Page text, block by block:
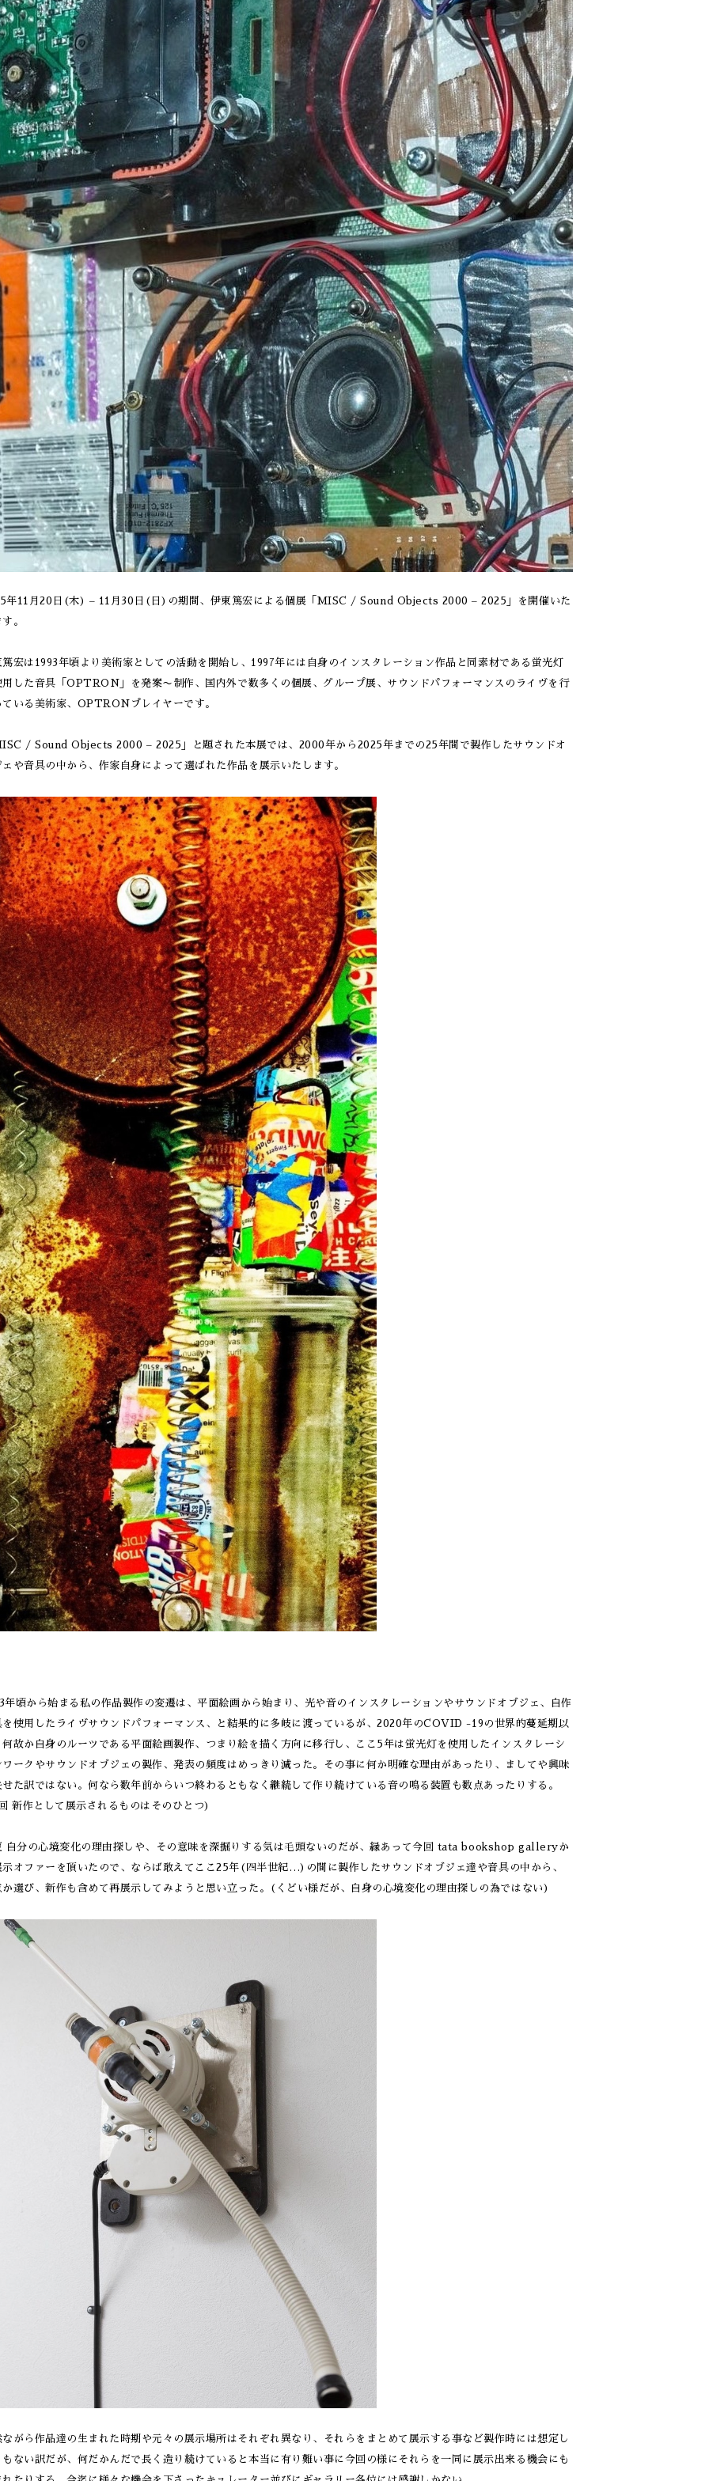
年11月20日(木) – 11月30日(日)の期間、伊東篤宏による個展「MISC / Sound Objects 2000 – 2025」を開催いた
。
篤宏は1993年頃より美術家としての活動を開始し、1997年には自身のインスタレーション作品と同素材である蛍光灯
用した音具「OPTRON」を発案〜制作、国内外で数多くの個展、グループ展、サウンドパフォーマンスのライヴを行
ている美術家、OPTRONプレイヤーです。
/ Sound Objects 2000 – 2025」と題された本展では、2000年から2025年までの25年間で製作したサウンドオ
ェや音具の中から、作家自身によって選ばれた作品を展示いたします。
年頃から始まる私の作品製作の変遷は、平面絵画から始まり、光や音のインスタレーションやサウンドオブジェ、自作
を使用したライヴサウンドパフォーマンス、と結果的に多岐に渡っているが、2020年のCOVID -19の世界的蔓延期以
何故か自身のルーツである平面絵画製作、つまり絵を描く方向に移行し、ここ5年は蛍光灯を使用したインスタレーシ
ワークやサウンドオブジェの製作、発表の頻度はめっきり減った。その事に何か明確な理由があったり、ましてや興味
せた訳ではない。何なら数年前からいつ終わるともなく継続して作り続けている音の鳴る装置も数点あったりする。
新作として展示されるものはそのひとつ)
自分の心境変化の理由探しや、その意味を深掘りする気は毛頭ないのだが、縁あって今回 tata bookshop galleryか
示オファーを頂いたので、ならば敢えてここ25年(四半世紀…)の間に製作したサウンドオブジェ達や音具の中から、
か選び、新作も含めて再展示してみようと思い立った。(くどい様だが、自身の心境変化の理由探しの為ではない)
ながら作品達の生まれた時期や元々の展示場所はそれぞれ異なり、それらをまとめて展示する事など製作時には想定し
もない訳だが、何だかんだで長く造り続けていると本当に有り難い事に今回の様にそれらを一同に展示出来る機会にも